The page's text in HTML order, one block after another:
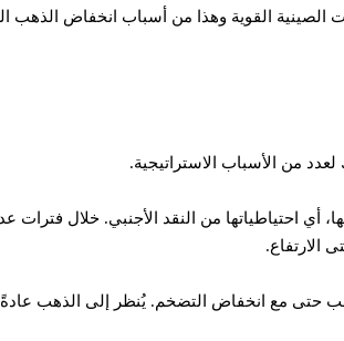
القوية وهذا من أسباب انخفاض الذهب
من الأسباب الاستراتيجية.
احتياطياتها من النقد الأجنبي. خلال فترات
الارتفاع.
حتى مع انخفاض التضخم. يُنظر إلى الذهب